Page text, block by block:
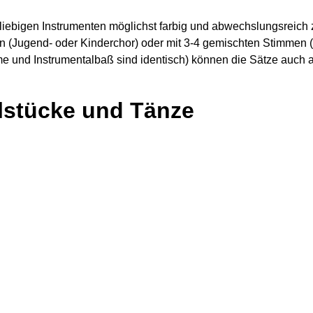
Instrumenten möglichst farbig und
oder Kinderchor) oder mit 3-4 gemischten Stimmen
und Instrumentalbaß sind identisch) können die Sätze auch
und Tänze